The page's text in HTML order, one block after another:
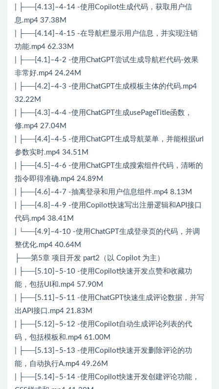
| ├──[4.13]–4-14 -使用Copilot生成代码，获取用户信
息.mp4 37.38M
| ├──[4.14]–4-15 -在导航栏显示用户信息，并实现注销
功能.mp4 62.33M
| ├──[4.1]–4-2 -使用ChatGPT尝试生成导航栏代码-效果
非常好.mp4 24.24M
| ├──[4.2]–4-3 -使用ChatGPT生成模板主体的代码.mp4
32.22M
| ├──[4.3]–4-4 -使用ChatGPT生成usePageTitle函数，
修.mp4 27.04M
| ├──[4.4]–4-5 -使用ChatGPT生成导航菜单，并能根据url
参数实时.mp4 34.51M
| ├──[4.5]–4-6 -使用ChatGPT生成搜索组件代码，清晰的
指令即得准确.mp4 24.89M
| ├──[4.6]–4-7 -抽离登录和用户信息组件.mp4 8.13M
| ├──[4.8]–4-9 -使用Copilot快速写出注册逻辑和API接口
代码.mp4 38.41M
| └──[4.9]–4-10 -使用ChatGPT生成登录页的代码，并调
整优化.mp4 40.64M
├──第5章 项目开发 part2（以 Copilot 为主）
| ├──[5.10]–5-10 -使用Copilot快速开发点赞和收藏功
能，包括UI和.mp4 57.90M
| ├──[5.11]–5-11 -使用ChatGPT快速生成评论数据，并写
出API接口.mp4 21.83M
| ├──[5.12]–5-12 -使用Copilot自动生成评论列表的代
码，包括模板和.mp4 61.00M
| ├──[5.13]–5-13 -使用Copilot快速开发删除评论的功
能，自动执行A.mp4 49.26M
| ├──[5.14]–5-14 -使用Copilot快速开发创建评论功能，